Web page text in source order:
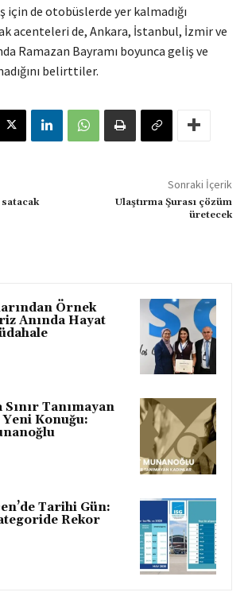
için de otobüslerde yer kalmadığı
acenteleri de, Ankara, İstanbul, İzmir ve
Ramazan Bayramı boyunca geliş ve
belirttiler.
Sonraki İçerik
Ulaştırma Şurası çözüm
üretecek
Örnek
Anında Hayat
Sınır Tanımayan
Yeni Konuğu:
Tarihi Gün:
Rekor